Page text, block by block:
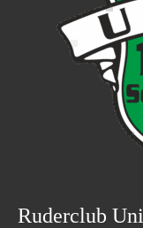
Ruderclub